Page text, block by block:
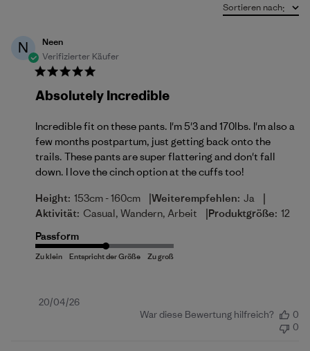
Sortieren nach:
N
Neen
Verifizierter Käufer
Absolutely Incredible
Incredible fit on these pants. I'm 5'3 and 170lbs. I'm also a
few months postpartum, just getting back onto the
trails. These pants are super flattering and don't fall
down. I love the cinch option at the cuffs too!
Height: 153cm - 160cm |Weiterempfehlen: Ja |
Aktivität: Casual, Wandern, Arbeit |Produktgröße: 12
Passform
Veröffentlichungsdatum
20/04/26
War diese Bewertung hilfreich?
0
0